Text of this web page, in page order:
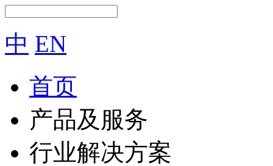
中 EN
首页
产品及服务
行业解决方案